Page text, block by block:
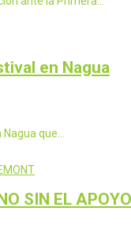
en Nagua
que…
SIN EL